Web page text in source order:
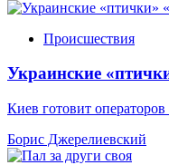
Происшествия
Украинские
Киев готовит
Борис Джерелиевский